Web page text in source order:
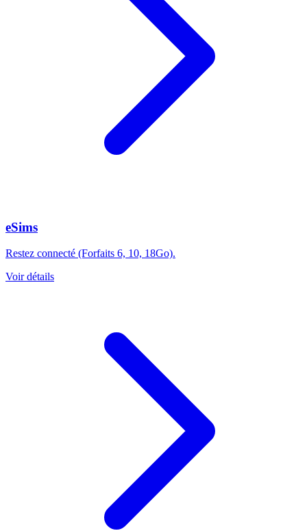
eSims
Restez connecté (Forfaits 6, 10, 18Go).
Voir détails